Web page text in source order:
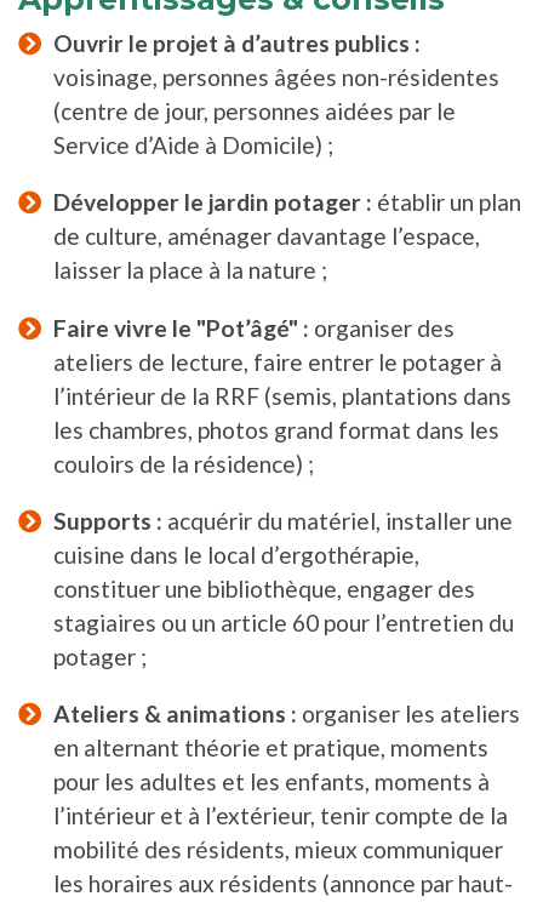
Ouvrir le projet à d’autres publics :
voisinage, personnes âgées non-résidentes
(centre de jour, personnes aidées par le
Service d’Aide à Domicile) ;
Développer le jardin potager : établir un plan
de culture, aménager davantage l’espace,
laisser la place à la nature ;
Faire vivre le "Pot’âgé" : organiser des
ateliers de lecture, faire entrer le potager à
l’intérieur de la RRF (semis, plantations dans
les chambres, photos grand format dans les
couloirs de la résidence) ;
Supports : acquérir du matériel, installer une
cuisine dans le local d’ergothérapie,
constituer une bibliothèque, engager des
stagiaires ou un article 60 pour l’entretien du
potager ;
Ateliers & animations : organiser les ateliers
en alternant théorie et pratique, moments
pour les adultes et les enfants, moments à
l’intérieur et à l’extérieur, tenir compte de la
mobilité des résidents, mieux communiquer
les horaires aux résidents (annonce par haut-